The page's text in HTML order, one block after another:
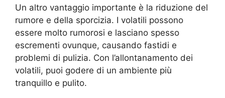
Un altro vantaggio importante è la riduzione del
rumore e della sporcizia. I volatili possono
essere molto rumorosi e lasciano spesso
escrementi ovunque, causando fastidi e
problemi di pulizia. Con l’allontanamento dei
volatili, puoi godere di un ambiente più
tranquillo e pulito.